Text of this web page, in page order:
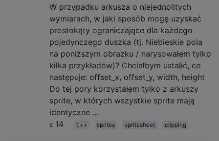
W przypadku arkusza o niejednolitych
wymiarach, w jaki sposób mogę uzyskać
prostokąty ograniczające dla każdego
pojedynczego duszka (tj. Niebieskie pola
na poniższym obrazku / narysowałem tylko
kilka przykładów)? Chciałbym ustalić, co
następuje: offset_x, offset_y, width, height
Do tej pory korzystałem tylko z arkuszy
sprite, w których wszystkie sprite mają
identyczne …
14
c++ sprites spritesheet clipping